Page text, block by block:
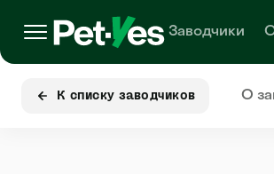
Заводчики
К списку заводчиков О